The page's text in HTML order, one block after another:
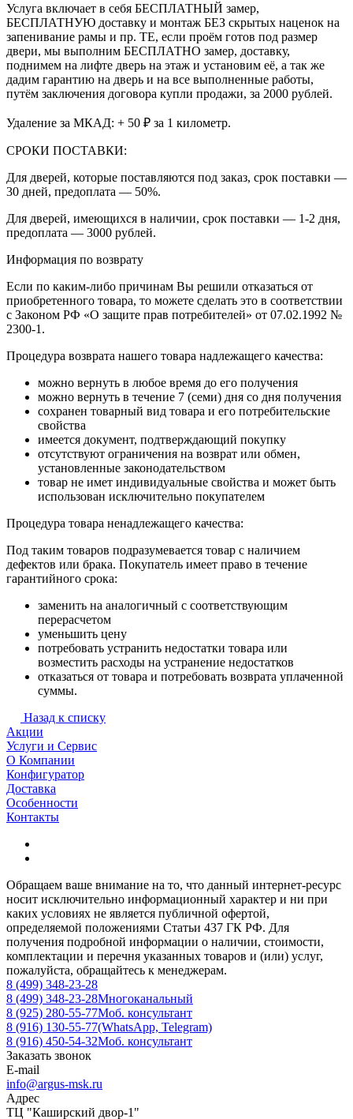
Услуга включает в себя БЕСПЛАТНЫЙ замер,
БЕСПЛАТНУЮ доставку и монтаж БЕЗ скрытых наценок на
запенивание рамы и пр. ТЕ, если проём готов под размер
двери, мы выполним БЕСПЛАТНО замер, доставку,
поднимем на лифте дверь на этаж и установим её, а так же
дадим гарантию на дверь и на все выполненные работы,
путём заключения договора купли продажи, за 2000 рублей.
Удаление за МКАД: + 50 ₽ за 1 километр.
СРОКИ ПОСТАВКИ:
Для дверей, которые поставляются под заказ, срок поставки —
30 дней, предоплата — 50%.
Для дверей, имеющихся в наличии, срок поставки — 1-2 дня,
предоплата — 3000 рублей.
Информация по возврату
Если по каким-либо причинам Вы решили отказаться от
приобретенного товара, то можете сделать это в соответствии
с Законом РФ «О защите прав потребителей» от 07.02.1992 №
2300-1.
Процедура возврата нашего товара надлежащего качества:
можно вернуть в любое время до его получения
можно вернуть в течение 7 (семи) дня со дня получения
сохранен товарный вид товара и его потребительские
свойства
имеется документ, подтверждающий покупку
отсутствуют ограничения на возврат или обмен,
установленные законодательством
товар не имет индивидуальные свойства и может быть
использован исключительно покупателем
Процедура товара ненадлежащего качества:
Под таким товаров подразумевается товар с наличием
дефектов или брака. Покупатель имеет право в течение
гарантийного срока:
заменить на аналогичный с соответствующим
перерасчетом
уменьшить цену
потребовать устранить недостатки товара или
возместить расходы на устранение недостатков
отказаться от товара и потребовать возврата уплаченной
суммы.
Назад к списку
Акции
Услуги и Сервис
О Компании
Конфигуратор
Доставка
Особенности
Контакты
Обращаем ваше внимание на то, что данный интернет-ресурс
носит исключительно информационный характер и ни при
каких условиях не является публичной офертой,
определяемой положениями Статьи 437 ГК РФ. Для
получения подробной информации о наличии, стоимости,
комплектации и перечня указанных товаров и (или) услуг,
пожалуйста, обращайтесь к менеджерам.
8 (499) 348-23-28
8 (499) 348-23-28Многоканальный
8 (925) 280-55-77Моб. консультант
8 (916) 130-55-77(WhatsApp, Telegram)
8 (916) 450-54-32Моб. консультант
Заказать звонок
E-mail
info@argus-msk.ru
Адрес
ТЦ "Каширский двор-1"